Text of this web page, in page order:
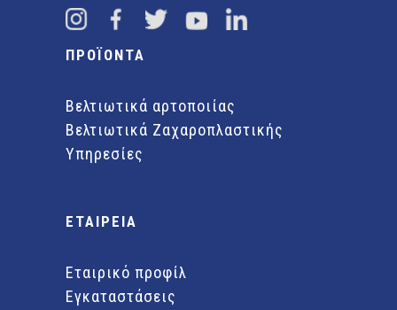
ΠΡΟΪΟΝΤΑ
Βελτιωτικά αρτοποιίας
Βελτιωτικά Ζαχαροπλαστικής
Υπηρεσίες
ΕΤΑΙΡΕΙΑ
Εταιρικό προφίλ
Εγκαταστάσεις